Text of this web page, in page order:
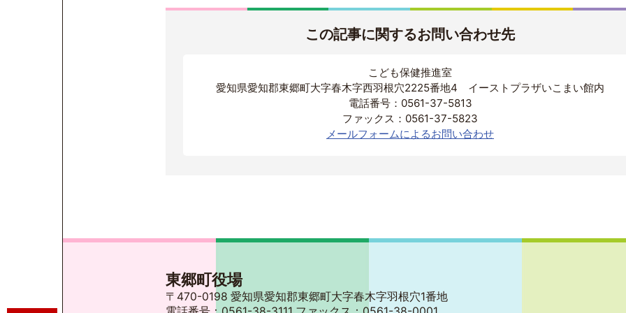
この記事に関するお問い合わせ先
こども保健推進室
愛知県愛知郡東郷町大字春木字西羽根穴2225番地4 イーストプラザいこまい館内
電話番号：0561-37-5813
ファックス：0561-37-5823
メールフォームによるお問い合わせ
東郷町役場
〒470-0198 愛知県愛知郡東郷町大字春木字羽根穴1番地